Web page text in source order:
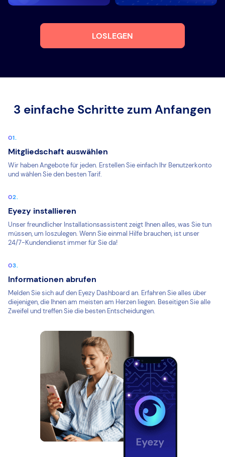
LOSLEGEN
3 einfache Schritte zum Anfangen
Mitgliedschaft auswählen
Wir haben Angebote für jeden. Erstellen Sie einfach Ihr Benutzerkonto
und wählen Sie den besten Tarif.
Eyezy installieren
Unser freundlicher Installationsassistent zeigt Ihnen alles, was Sie tun
müssen, um loszulegen. Wenn Sie einmal Hilfe brauchen, ist unser
24/7-Kundendienst immer für Sie da!
Informationen abrufen
Melden Sie sich auf den Eyezy Dashboard an. Erfahren Sie alles über
diejenigen, die Ihnen am meisten am Herzen liegen. Beseitigen Sie alle
Zweifel und treffen Sie die besten Entscheidungen.